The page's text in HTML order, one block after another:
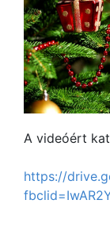
A videóért
https://